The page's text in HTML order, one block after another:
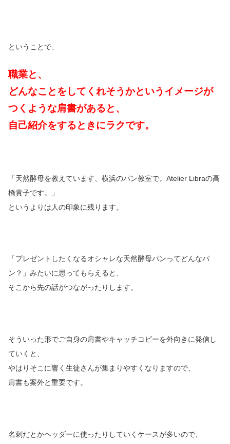
ということで、
職業と、
どんなことをしてくれそうかというイメージが
つくような肩書があると、
自己紹介をするときにラクです。
「天然酵母を教えています、横浜のパン教室で。Atelier Libraの高
橋貴子です。」
というよりは人の印象に残ります。
「プレゼントしたくなるオシャレな天然酵母パンってどんなパ
ン？」みたいに思ってもらえると、
そこから先の話がつながったりします。
そういった形でご自身の肩書やキャッチコピーを外向きに発信し
ていくと、
やはりそこに響く生徒さんが集まりやすくなりますので、
肩書も案外と重要です。
名刺だとかヘッダーに使ったりしていくケースが多いので、